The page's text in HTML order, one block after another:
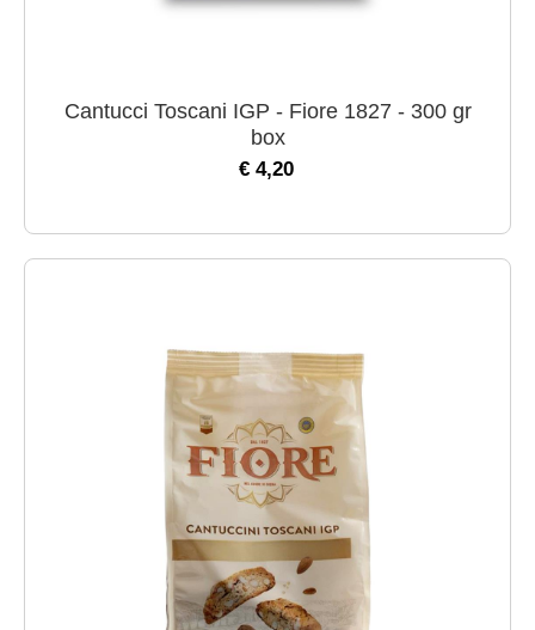
Cantucci Toscani IGP - Fiore 1827 - 300 gr
box
€ 4,20